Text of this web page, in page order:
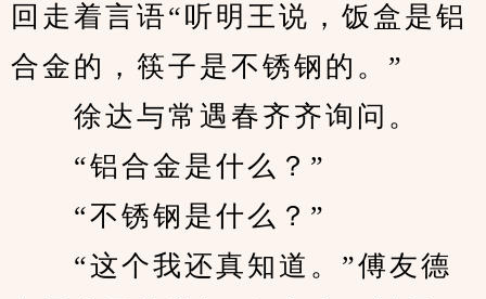
回走着言语“听明王说，饭盒是铝
合金的，筷子是不锈钢的。”
徐达与常遇春齐齐询问。
“铝合金是什么？”
“不锈钢是什么？”
“这个我还真知道。”傅友德